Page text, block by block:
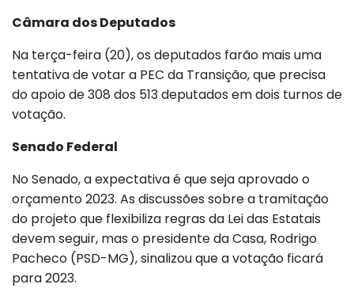
Câmara dos Deputados
Na terça-feira (20), os deputados farão mais uma
tentativa de votar a PEC da Transição, que precisa
do apoio de 308 dos 513 deputados em dois turnos de
votação.
Senado Federal
No Senado, a expectativa é que seja aprovado o
orçamento 2023. As discussões sobre a tramitação
do projeto que flexibiliza regras da Lei das Estatais
devem seguir, mas o presidente da Casa, Rodrigo
Pacheco (PSD-MG), sinalizou que a votação ficará
para 2023.